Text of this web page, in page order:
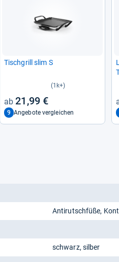
Tisch­grill slim S
(1k+)
21,99 €
9 Angebote vergleichen
Antirutschfüße,
schwarz, silber